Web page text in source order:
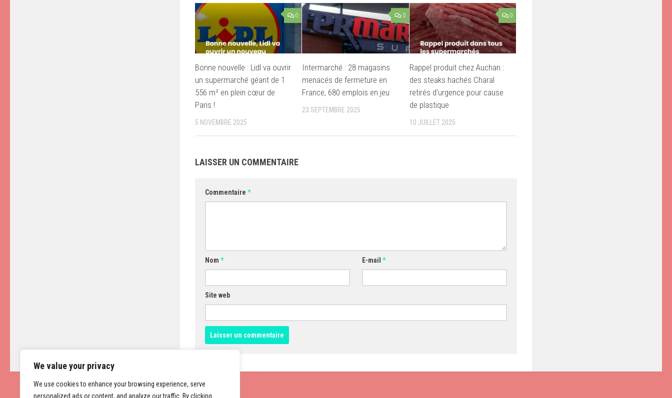
We value your privacy
We use cookies to enhance your browsing experience, serve
personalized ads or content, and analyze our traffic. By clicking
0
Bonne nouvelle : Lidl va ouvrir
un supermarché géant de 1
556 m² en plein cœur de
Paris !
5 NOVEMBRE 2025
0
Intermarché : 28 magasins
menacés de fermeture en
France, 680 emplois en jeu
23 SEPTEMBRE 2025
0
Rappel produit chez Auchan :
des steaks hachés Charal
retirés d’urgence pour cause
de plastique
10 JUILLET 2025
LAISSER UN COMMENTAIRE
Commentaire *
Nom * E-mail*
Site web